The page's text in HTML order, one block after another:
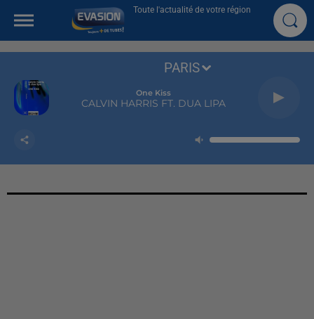
Toute l'actualité de votre région
One Kiss
CALVIN HARRIS FT. DUA LIPA
PARIS